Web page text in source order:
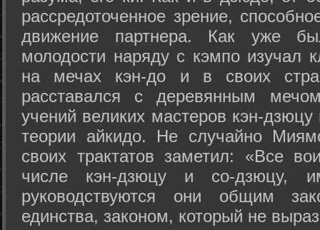
рассредоточенное зрение,
движение партнера. Как уже
молодости наряду с кэмпо изучал
на мечах кэн-до и в своих
расставался с деревянным
учений великих мастеров кэн-
теории айкидо. Не случайно
своих трактатов заметил: «Все
числе кэн-дзюцу и со-дзюцу,
руководствуются они общим
единства, законом, который не